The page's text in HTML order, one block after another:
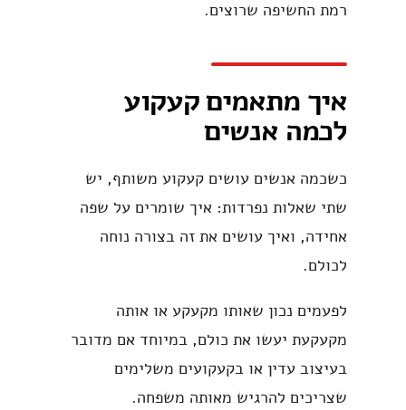
רמת החשיפה שרוצים.
איך מתאמים קעקוע
לכמה אנשים
כשכמה אנשים עושים קעקוע משותף, יש
שתי שאלות נפרדות: איך שומרים על שפה
אחידה, ואיך עושים את זה בצורה נוחה
לכולם.
לפעמים נכון שאותו מקעקע או אותה
מקעקעת יעשו את כולם, במיוחד אם מדובר
בעיצוב עדין או בקעקועים משלימים
שצריכים להרגיש מאותה משפחה.